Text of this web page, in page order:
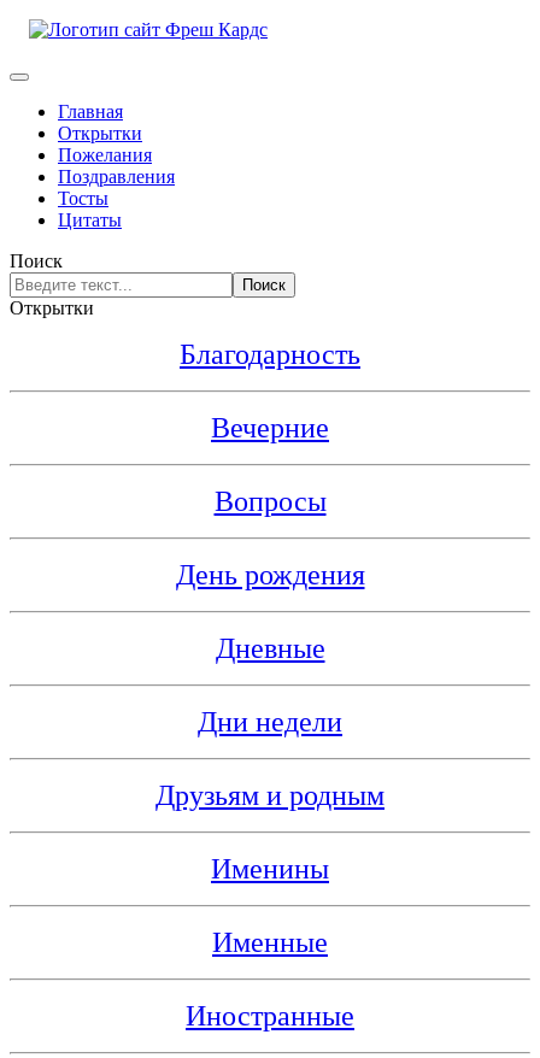
Главная
Открытки
Пожелания
Поздравления
Тосты
Цитаты
Поиск
Поиск
Открытки
Благодарность
Вечерние
Вопросы
День рождения
Дневные
Дни недели
Друзьям и родным
Именины
Именные
Иностранные